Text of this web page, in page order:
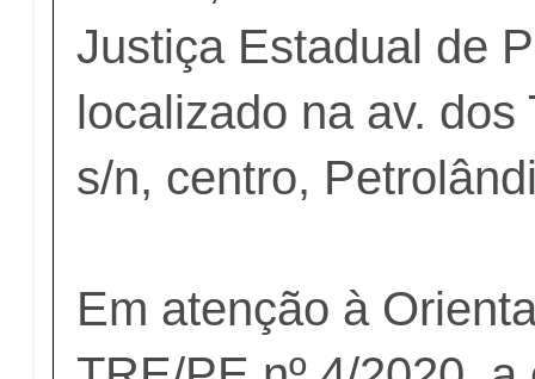
Justiça Estadual de
localizado na av. dos
s/n, centro,
Em atenção à